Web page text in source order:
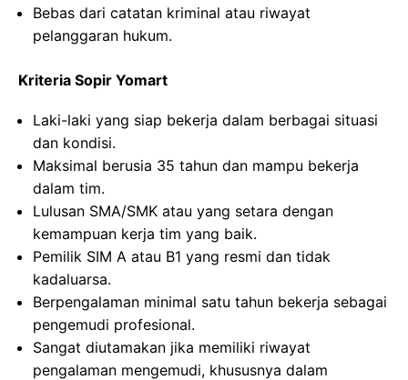
Bebas dari catatan kriminal atau riwayat
pelanggaran hukum.
Kriteria Sopir Yomart
Laki-laki yang siap bekerja dalam berbagai situasi
dan kondisi.
Maksimal berusia 35 tahun dan mampu bekerja
dalam tim.
Lulusan SMA/SMK atau yang setara dengan
kemampuan kerja tim yang baik.
Pemilik SIM A atau B1 yang resmi dan tidak
kadaluarsa.
Berpengalaman minimal satu tahun bekerja sebagai
pengemudi profesional.
Sangat diutamakan jika memiliki riwayat
pengalaman mengemudi, khususnya dalam